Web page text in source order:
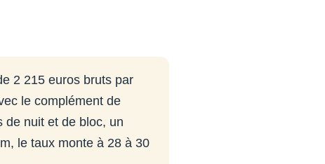
2 215 euros bruts par
le complément de
de nuit et de bloc, un
le taux monte à 28 à 30